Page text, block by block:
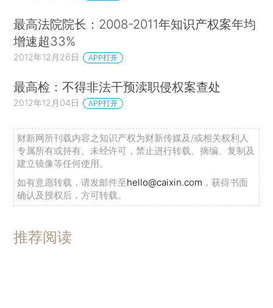
最高法院院长：2008-2011年知识产权案年均
增速超33%
2012年12月26日 APP打开
最高检：不得非法干预渎职侵权案查处
2012年12月04日 APP打开
财新网所刊载内容之知识产权为财新传媒及/或相关权利人
专属所有或持有。未经许可，禁止进行转载、摘编、复制及
建立镜像等任何使用。
如有意愿转载，请发邮件至hello@caixin.com ，获得书面
确认及授权后，方可转载。
推荐阅读